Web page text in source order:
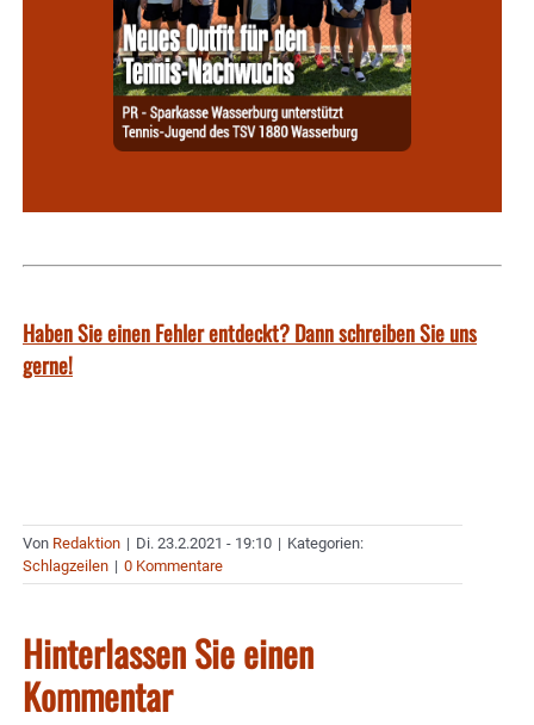
Haben Sie einen Fehler entdeckt? Dann schreiben Sie uns
gerne!
Von Redaktion | Di. 23.2.2021 - 19:10 | Kategorien:
Schlagzeilen | 0 Kommentare
Hinterlassen Sie einen
Kommentar